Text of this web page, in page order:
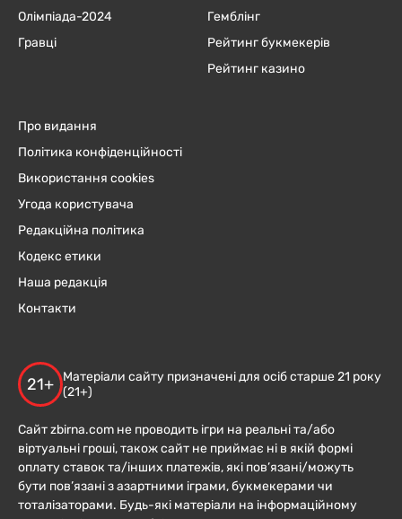
Олімпіада-2024
Гравці
Гемблінг
Рейтинг букмекерів
Рейтинг казино
Про видання
Політика конфіденційності
Використання cookies
Угода користувача
Редакційна політика
Кодекс етики
Наша редакція
Контакти
21+
Матеріали сайту призначені для осіб старше 21 року
(21+)
Сайт zbirna.com не проводить ігри на реальні та/або
віртуальні гроші, також сайт не приймає ні в якій формі
оплату ставок та/інших платежів, які пов’язані/можуть
бути пов’язані з азартними іграми, букмекерами чи
тоталізаторами. Будь-які матеріали на інформаційному